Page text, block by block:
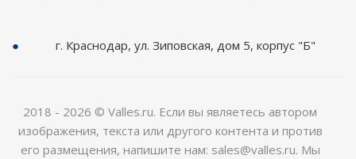
г. Краснодар, ул. Зиповская, дом 5, корпус "Б"
2018 - 2026 © Valles.ru. Если вы являетесь автором
изображения, текста или другого контента и против
его размещения, напишите нам: sales@valles.ru. Мы